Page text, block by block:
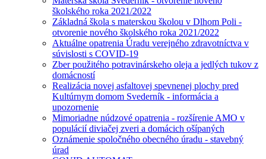
školského roka 2021/2022
Základná škola s materskou školou v Dlhom Poli -
otvorenie nového školského roka 2021/2022
Aktuálne opatrenia Úradu verejného zdravotníctva v
súvislosti s COVID-19
Zber použitého potravinárskeho oleja a jedlých tukov z
domácností
Realizácia novej asfaltovej spevnenej plochy pred
Kultúrnym domom Svederník - informácia a
upozornenie
Mimoriadne núdzové opatrenia - rozšírenie AMO v
populácií diviačej zveri a domácich ošípaných
Oznámenie spoločného obecného úradu - stavebný
úrad